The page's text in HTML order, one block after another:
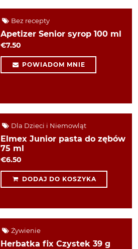
Bez recepty
Apetizer Senior syrop 100 ml
€7.50
POWIADOM MNIE
Dla Dzieci i Niemowląt
Elmex Junior pasta do zębów
75 ml
€6.50
DODAJ DO KOSZYKA
Żywienie
Herbatka fix Czystek 39 g